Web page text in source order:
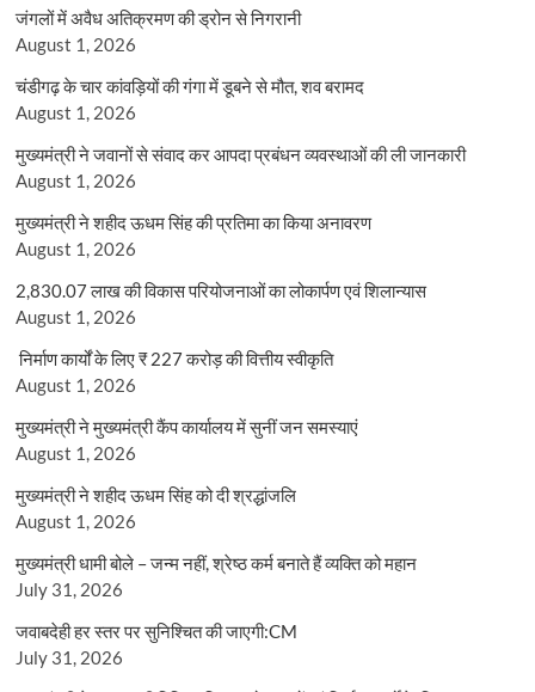
जंगलों में अवैध अतिक्रमण की ड्रोन से निगरानी
August 1, 2026
चंडीगढ़ के चार कांवड़ियों की गंगा में डूबने से मौत, शव बरामद
August 1, 2026
मुख्यमंत्री ने जवानों से संवाद कर आपदा प्रबंधन व्यवस्थाओं की ली जानकारी
August 1, 2026
मुख्यमंत्री ने शहीद ऊधम सिंह की प्रतिमा का किया अनावरण
August 1, 2026
2,830.07 लाख की विकास परियोजनाओं का लोकार्पण एवं शिलान्यास
August 1, 2026
निर्माण कार्यों के लिए ₹ 227 करोड़ की वित्तीय स्वीकृति
August 1, 2026
मुख्यमंत्री ने मुख्यमंत्री कैंप कार्यालय में सुनीं जन समस्याएं
August 1, 2026
मुख्यमंत्री ने शहीद ऊधम सिंह को दी श्रद्धांजलि
August 1, 2026
मुख्यमंत्री धामी बोले – जन्म नहीं, श्रेष्ठ कर्म बनाते हैं व्यक्ति को महान
July 31, 2026
जवाबदेही हर स्तर पर सुनिश्चित की जाएगी:CM
July 31, 2026